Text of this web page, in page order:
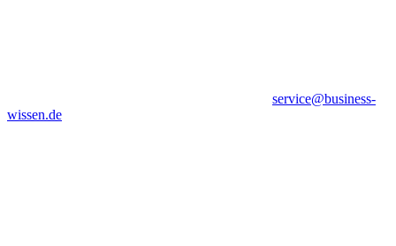
service@business-
wissen.de